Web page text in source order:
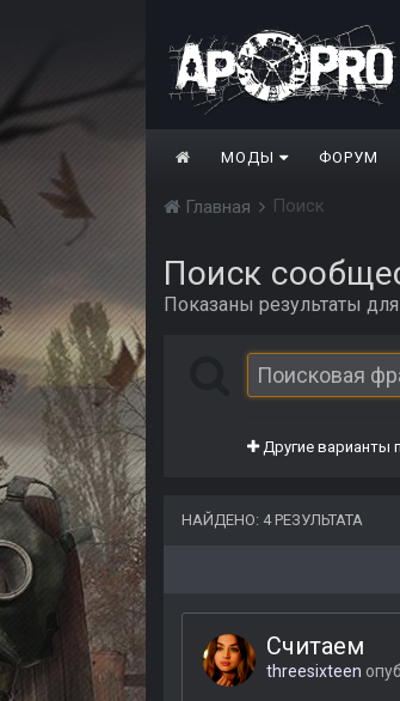
МОДЫ ФОРУМ
Главная Поиск
Поиск
Показаны результаты
Другие варианты
НАЙДЕНО: 4 РЕЗУЛЬТАТА
Считаем
threesixteen